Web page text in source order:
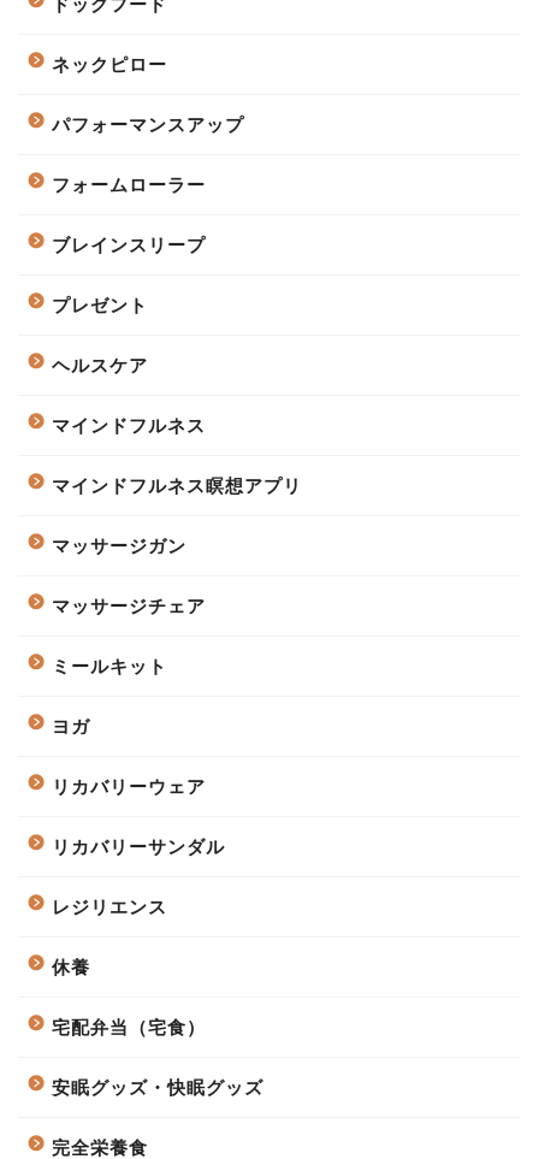
ドッグフード
ネックピロー
パフォーマンスアップ
フォームローラー
ブレインスリープ
プレゼント
ヘルスケア
マインドフルネス
マインドフルネス瞑想アプリ
マッサージガン
マッサージチェア
ミールキット
ヨガ
リカバリーウェア
リカバリーサンダル
レジリエンス
休養
宅配弁当（宅食）
安眠グッズ・快眠グッズ
完全栄養食